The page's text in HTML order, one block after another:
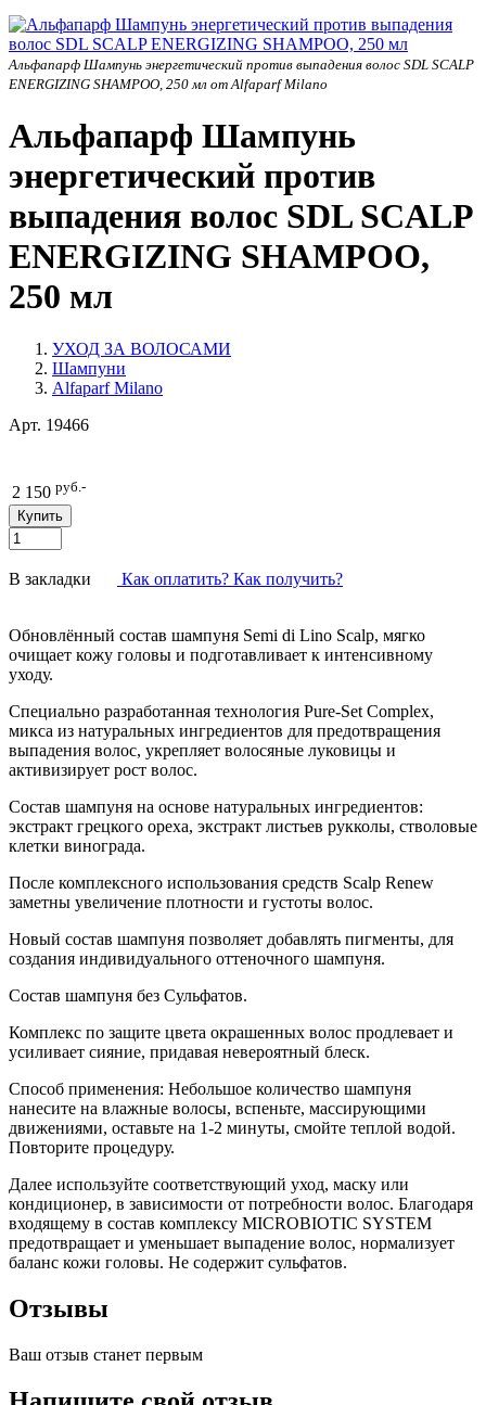
Альфапарф Шампунь энергетический против выпадения волос SDL SCALP
ENERGIZING SHAMPOO, 250 мл от Alfaparf Milano
Альфапарф Шампунь
энергетический против
выпадения волос SDL SCALP
ENERGIZING SHAMPOO,
250 мл
УХОД ЗА ВОЛОСАМИ
Шампуни
Alfaparf Milano
Арт. 19466
2 150 руб.-
В закладки Как оплатить? Как получить?
Обновлённый состав шампуня Semi di Lino Scalp, мягко
очищает кожу головы и подготавливает к интенсивному
уходу.
Специально разработанная технология Pure-Set Complex,
микса из натуральных ингредиентов для предотвращения
выпадения волос, укрепляет волосяные луковицы и
активизирует рост волос.
Состав шампуня на основе натуральных ингредиентов:
экстракт грецкого ореха, экстракт листьев рукколы, стволовые
клетки винограда.
После комплексного использования средств Scalp Renew
заметны увеличение плотности и густоты волос.
Новый состав шампуня позволяет добавлять пигменты, для
создания индивидуального оттеночного шампуня.
Состав шампуня без Сульфатов.
Комплекс по защите цвета окрашенных волос продлевает и
усиливает сияние, придавая невероятный блеск.
Способ применения: Небольшое количество шампуня
нанесите на влажные волосы, вспеньте, массирующими
движениями, оставьте на 1-2 минуты, смойте теплой водой.
Повторите процедуру.
Далее используйте соответствующий уход, маску или
кондиционер, в зависимости от потребности волос. Благодаря
входящему в состав комплексу MICROBIOTIC SYSTEM
предотвращает и уменьшает выпадение волос, нормализует
баланс кожи головы. Не содержит сульфатов.
Отзывы
Ваш отзыв станет первым